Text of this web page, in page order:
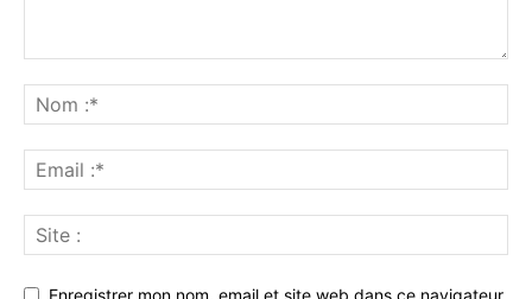
Enregistrer mon nom, email et site web dans ce navigateur